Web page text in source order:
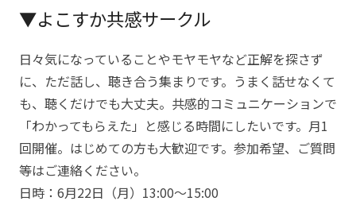
▼よこすか共感サークル
日々気になっていることやモヤモヤなど正解を探さず
に、ただ話し、聴き合う集まりです。うまく話せなくて
も、聴くだけでも大丈夫。共感的コミュニケーションで
「わかってもらえた」と感じる時間にしたいです。月1
回開催。はじめての方も大歓迎です。参加希望、ご質問
等はご連絡ください。
日時：6月22日（月）13:00～15:00